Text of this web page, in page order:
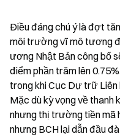
Điều đáng chú ý là đợt
môi trường vĩ mô tương
ương Nhật Bản công bố
điểm phần trăm lên
trong khi Cục Dự trữ
Mặc dù kỳ vọng về thanh
nhưng thị trường tiền mã
nhưng BCH lại dẫn đầu